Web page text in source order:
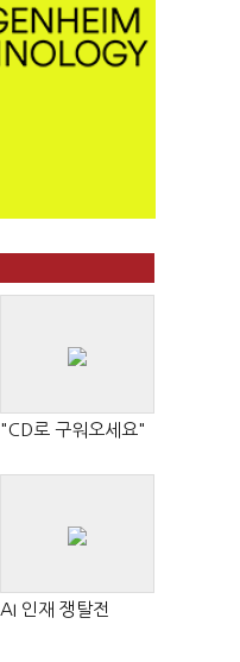
"CD로 구워오세요"
AI 인재 쟁탈전